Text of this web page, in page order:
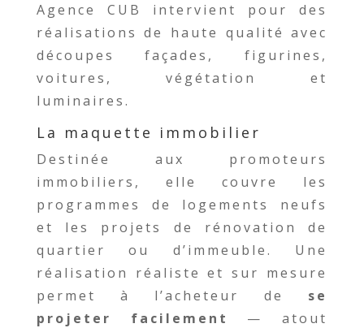
Agence CUB intervient pour des
réalisations de haute qualité avec
découpes façades, figurines,
voitures, végétation et
luminaires.
La maquette immobilier
Destinée aux promoteurs
immobiliers, elle couvre les
programmes de logements neufs
et les projets de rénovation de
quartier ou d’immeuble. Une
réalisation réaliste et sur mesure
permet à l’acheteur de se
projeter facilement
— atout